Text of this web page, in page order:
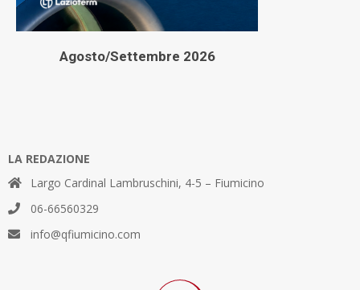
Agosto/Settembre 2026
LA REDAZIONE
Largo Cardinal Lambruschini, 4-5 – Fiumicino
06-66560329
info@qfiumicino.com